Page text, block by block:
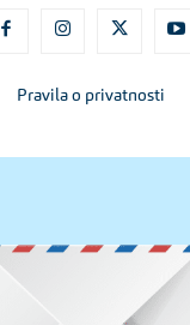
Pravila o privatnosti